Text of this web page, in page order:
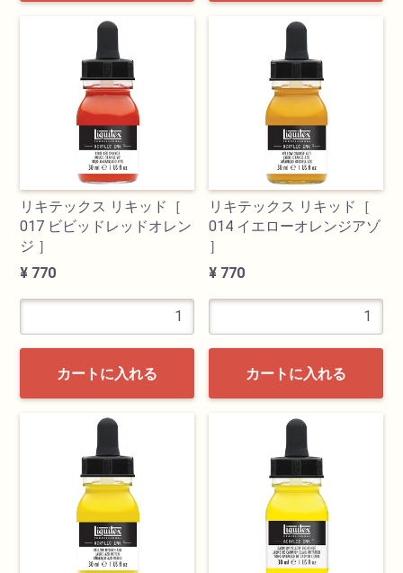
リキテックス リキッド［
017 ビビッドレッドオレン
ジ ］
¥ 770
カートに入れる
リキテックス リキッド［
014 イエローオレンジアゾ
］
¥ 770
カートに入れる
キャンバス・パネル
U-ARTSオリジナルグッズ